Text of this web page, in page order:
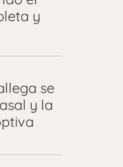
y
se
y la